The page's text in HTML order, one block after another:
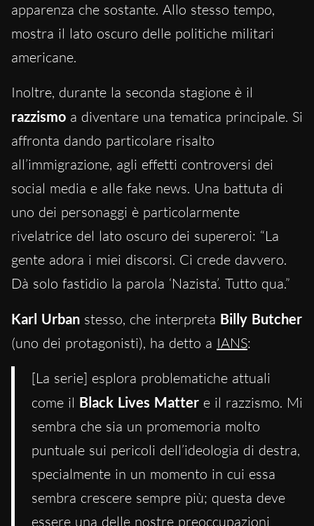
apparenza che sostante. Allo stesso tempo,
mostra il lato oscuro delle politiche militari
americane.
Inoltre, durante la seconda stagione è il
razzismo a diventare una tematica principale. Si
affronta dando particolare risalto
all’immigrazione, agli effetti controversi dei
social media e alle fake news. Una battuta di
uno dei personaggi è particolarmente
rivelatrice del lato oscuro dei supereroi: “La
gente adora i miei discorsi. Ci crede davvero.
Dà solo fastidio la parola ‘Nazista’. Tutto qua.”
Karl Urban stesso, che interpreta Billy Butcher
(uno dei protagonisti), ha detto a IANS:
[La serie] esplora problematiche attuali
come il Black Lives Matter e il razzismo. Mi
sembra che sia un promemoria molto
puntuale sui pericoli dell’ideologia di destra,
specialmente in un momento in cui essa
sembra crescere sempre più; questa deve
essere una delle nostre preoccupazioni